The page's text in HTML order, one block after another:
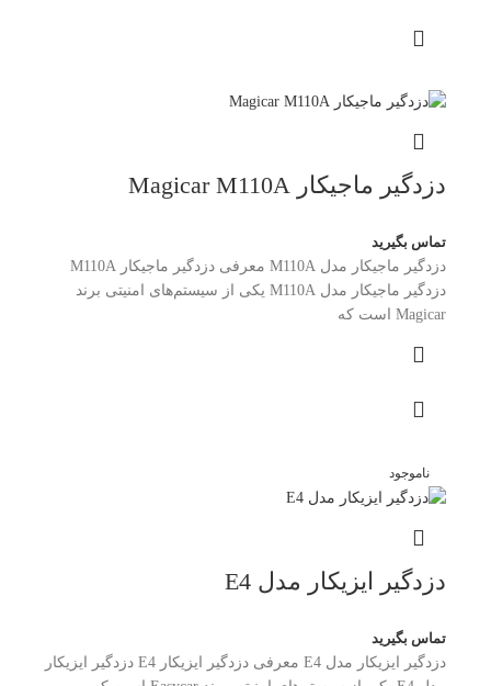
دزدگیر ماجیکار Magicar M110A
تماس بگیرید
دزدگیر ماجیکار مدل M110A معرفی دزدگیر ماجیکار M110A
دزدگیر ماجیکار مدل M110A یکی از سیستم‌های امنیتی برند
Magicar است که
ناموجود
دزدگیر ایزیکار مدل E4
تماس بگیرید
دزدگیر ایزیکار مدل E4 معرفی دزدگیر ایزیکار E4 دزدگیر ایزیکار